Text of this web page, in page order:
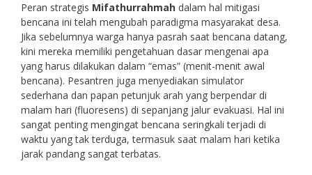
Peran strategis Mifathurrahmah dalam hal mitigasi
bencana ini telah mengubah paradigma masyarakat desa.
Jika sebelumnya warga hanya pasrah saat bencana datang,
kini mereka memiliki pengetahuan dasar mengenai apa
yang harus dilakukan dalam “emas” (menit-menit awal
bencana). Pesantren juga menyediakan simulator
sederhana dan papan petunjuk arah yang berpendar di
malam hari (fluoresens) di sepanjang jalur evakuasi. Hal ini
sangat penting mengingat bencana seringkali terjadi di
waktu yang tak terduga, termasuk saat malam hari ketika
jarak pandang sangat terbatas.